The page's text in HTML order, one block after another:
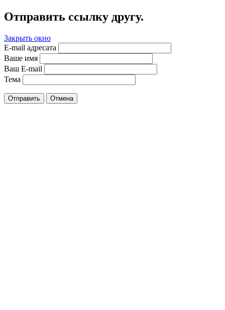
Отправить ссылку другу.
Закрыть окно
E-mail адресата
Ваше имя
Ваш E-mail
Тема
Отправить Отмена